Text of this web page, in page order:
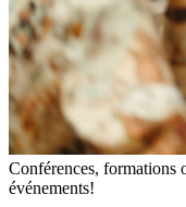
Conférences, formations
événements!